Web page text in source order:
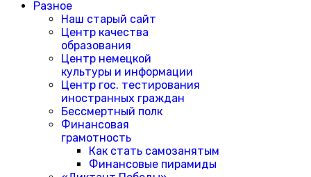
Разное
Наш старый сайт
Центр качества
образования
Центр немецкой
культуры и информации
Центр гос. тестирования
иностранных граждан
Бессмертный полк
Финансовая
грамотность
Как стать самозанятым
Финансовые пирамиды